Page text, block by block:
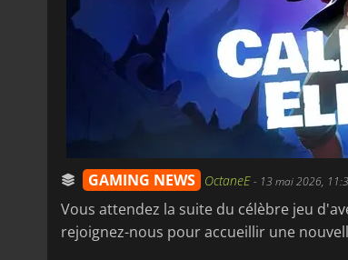
GAMING NEWS OctaneE- 13 mai 2026,
Vous attendez la suite du célèbre jeu
rejoignez-nous pour accueillir une